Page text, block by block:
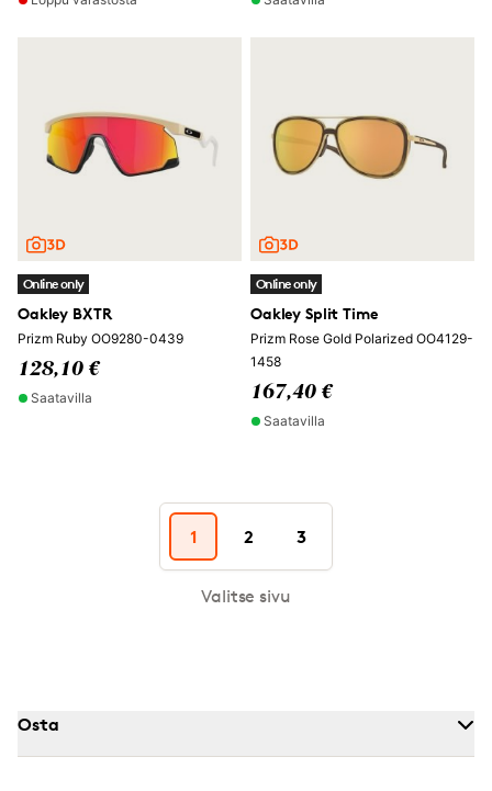
Online only
Oakley BXTR
Prizm Ruby OO9280-0439
128,10 €
Saatavilla
Online only
Oakley Split Time
Prizm Rose Gold Polarized OO4129-
1458
167,40 €
Saatavilla
1 2 3
Valitse sivu
Osta